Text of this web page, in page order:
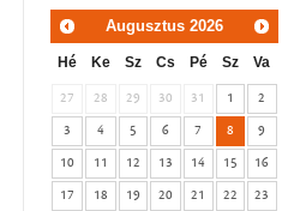
Augusztus 2026
Hé Ke Sz Cs Pé Sz Va
27 28 29 30 31 1
2
3
4 5 6 7 8
9
10
11 12 13 14 15
16
17
18 19 20 21 22
23